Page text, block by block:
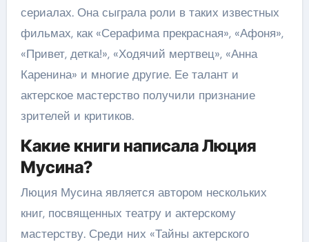
сериалах. Она сыграла роли в таких известных
фильмах, как «Серафима прекрасная», «Афоня»,
«Привет, детка!», «Ходячий мертвец», «Анна
Каренина» и многие другие. Ее талант и
актерское мастерство получили признание
зрителей и критиков.
Какие книги написала Люция
Мусина?
Люция Мусина является автором нескольких
книг, посвященных театру и актерскому
мастерству. Среди них «Тайны актерского